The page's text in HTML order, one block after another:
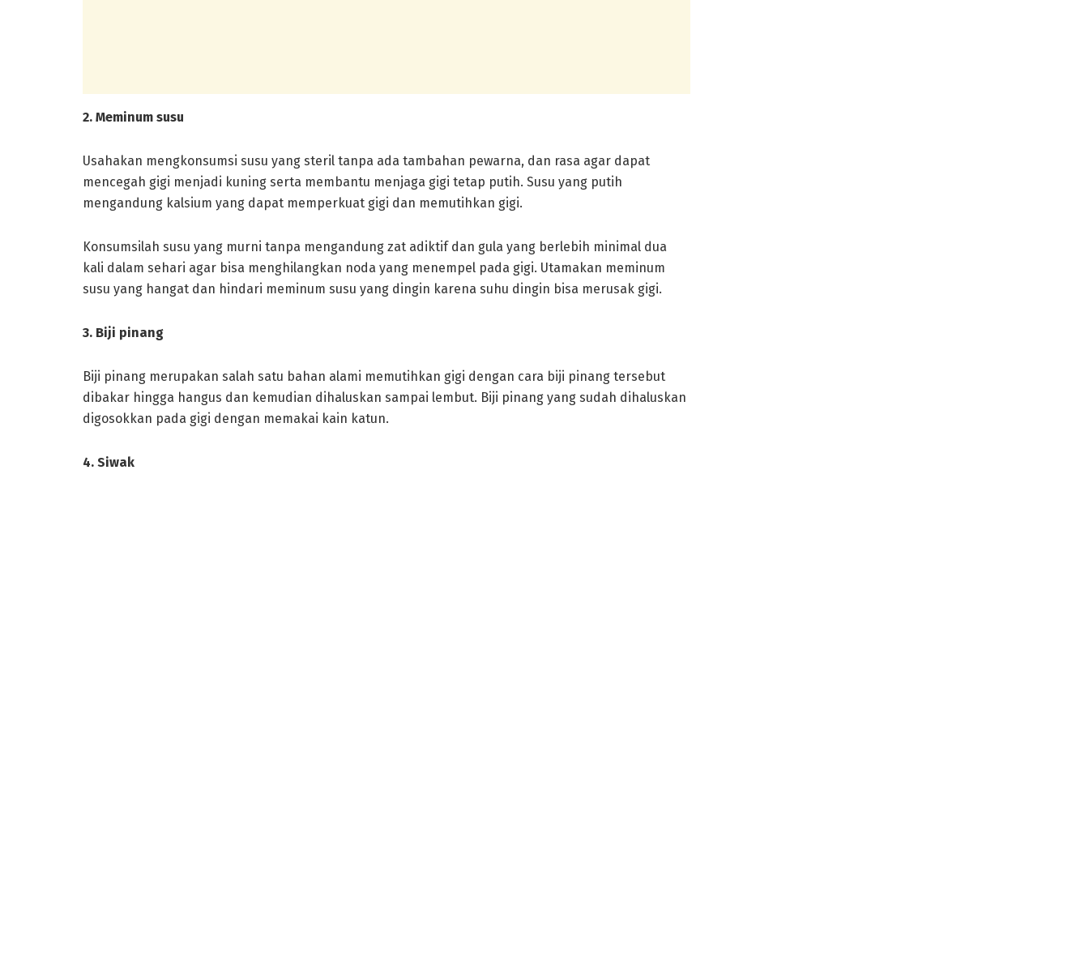
2. Meminum susu
Usahakan mengkonsumsi susu yang steril tanpa ada tambahan pewarna, dan rasa agar dapat
mencegah gigi menjadi kuning serta membantu menjaga gigi tetap putih. Susu yang putih
mengandung kalsium yang dapat memperkuat gigi dan memutihkan gigi.
Konsumsilah susu yang murni tanpa mengandung zat adiktif dan gula yang berlebih minimal dua
kali dalam sehari agar bisa menghilangkan noda yang menempel pada gigi. Utamakan meminum
susu yang hangat dan hindari meminum susu yang dingin karena suhu dingin bisa merusak gigi.
3. Biji pinang
Biji pinang merupakan salah satu bahan alami memutihkan gigi dengan cara biji pinang tersebut
dibakar hingga hangus dan kemudian dihaluskan sampai lembut. Biji pinang yang sudah dihaluskan
digosokkan pada gigi dengan memakai kain katun.
4. Siwak